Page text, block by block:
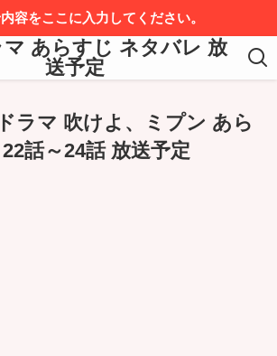
容をここに入力してください。
あらすじ ネタバレ 放
送予定
ラマ 吹けよ、ミプン あら
話～24話 放送予定